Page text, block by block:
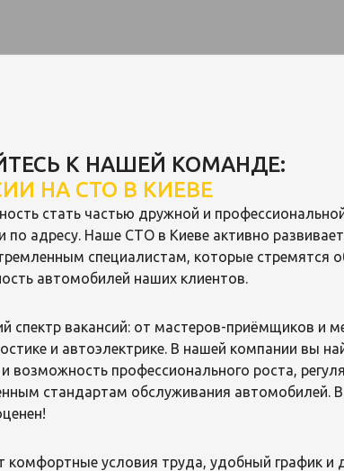
К НАШЕЙ КОМАНДЕ:
НА СТО В КИЕВЕ
стать частью дружной и
по адресу. Наше СТО в Киеве активно
специалистам, которые стремятся
автомобилей наших клиентов.
спектр вакансий: от мастеров-приёмщиков и
и автоэлектрике. В нашей компании вы
возможность профессионального роста,
стандартам обслуживания автомобилей.
комфортные условия труда, удобный график и